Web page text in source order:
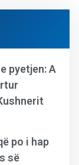
pyetjen: A
po i hap
së